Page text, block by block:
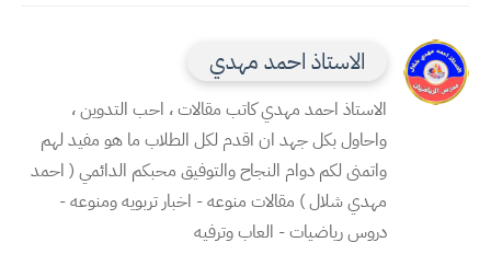
الاستاذ احمد مهدي
الاستاذ احمد مهدي كاتب مقالات ، احب التدوين ،
واحاول بكل جهد ان اقدم لكل الطلاب ما هو مفيد لهم
واتمنى لكم دوام النجاح والتوفيق محبكم الدائمي ( احمد
مهدي شلال ) مقالات منوعه - اخبار تربويه ومنوعه -
دروس رياضيات - العاب وترفيه